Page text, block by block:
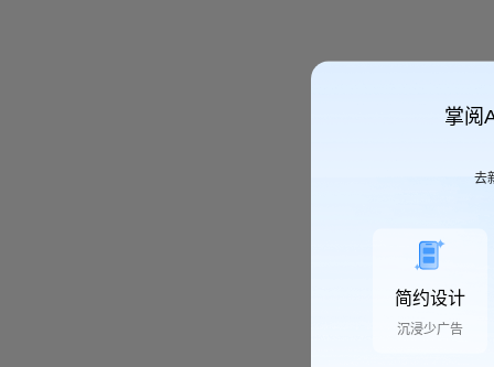
掌阅
去
简约设计
沉浸少广告